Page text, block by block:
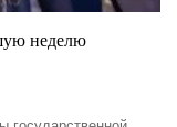
неделю